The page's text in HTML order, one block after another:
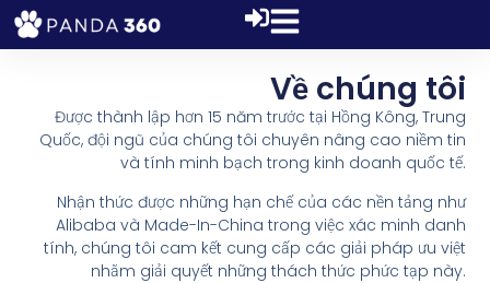
Về chúng tôi​
Được thành lập hơn 15 năm trước tại Hồng Kông, Trung
Quốc, đội ngũ của chúng tôi chuyên nâng cao niềm tin
và tính minh bạch trong kinh doanh quốc tế.
Nhận thức được những hạn chế của các nền tảng như
Alibaba và Made-In-China trong việc xác minh danh
tính, chúng tôi cam kết cung cấp các giải pháp ưu việt
nhằm giải quyết những thách thức phức tạp này.